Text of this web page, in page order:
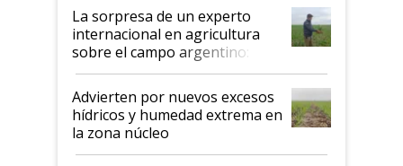
La sorpresa de un experto
internacional en agricultura
sobre el campo argentino:
"Estoy muy impresionado"
Advierten por nuevos excesos
hídricos y humedad extrema en
la zona núcleo